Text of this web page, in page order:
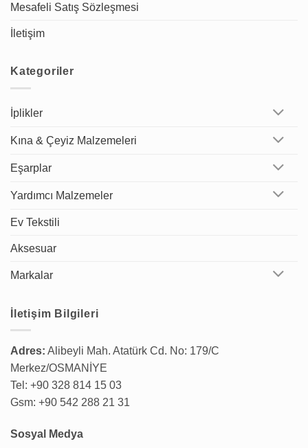
Mesafeli Satış Sözleşmesi
İletişim
Kategoriler
İplikler
Kına & Çeyiz Malzemeleri
Eşarplar
Yardımcı Malzemeler
Ev Tekstili
Aksesuar
Markalar
İletişim Bilgileri
Adres: Alibeyli Mah. Atatürk Cd. No: 179/C
Merkez/OSMANİYE
Tel: +90 328 814 15 03
Gsm: +90 542 288 21 31
Sosyal Medya